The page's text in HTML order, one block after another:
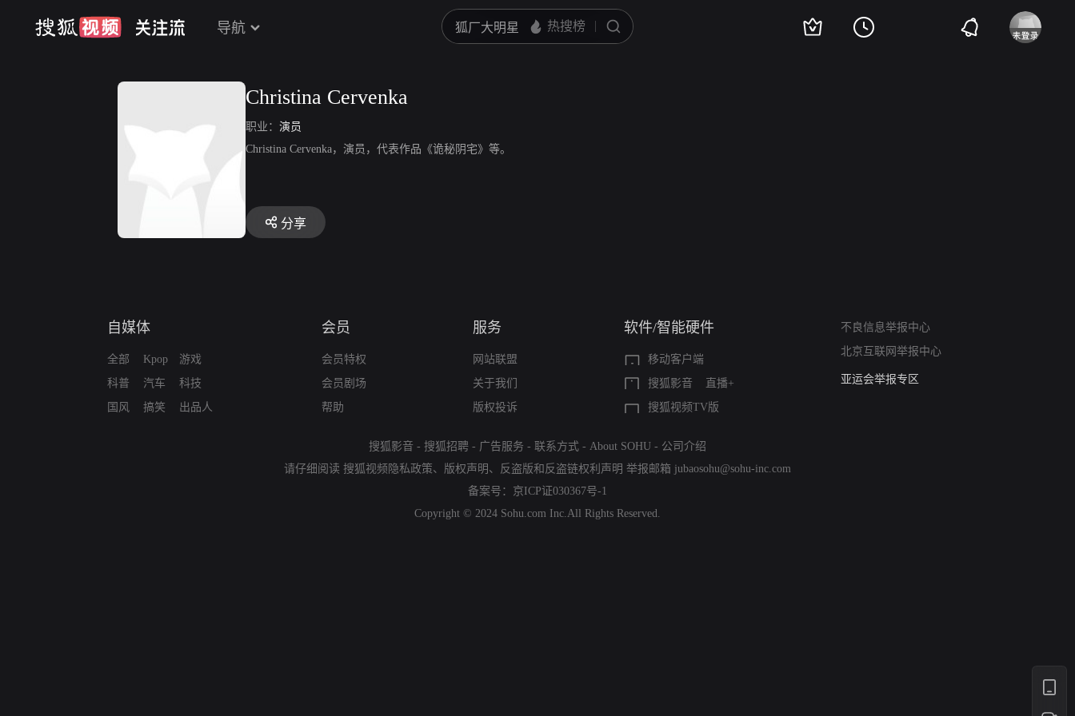
导航
Christina Cervenka
职业： 演员
Christina Cervenka，演员，代表作品《诡秘阴宅》等。
分享
自媒体
全部
科普
国风
Kpop
汽车
搞笑
游戏
科技
出品人
会员
会员特权
会员剧场
帮助
服务
网站联盟
关于我们
版权投诉
软件/智能硬件
移动客户端
搜狐影音
直播+
搜狐视频TV版
不良信息举报中心
北京互联网举报中心
算法推荐专项举报
亚运会举报专区
搜狐影音 - 搜狐招聘 - 广告服务 - 联系方式 - About SOHU - 公司介绍
请仔细阅读 搜狐视频隐私政策、 版权声明 、 反盗版和反盗链权利声明 举报邮箱 jubaosohu@sohu-inc.com
备案号： 京ICP证030367号-1
Copyright © 2024 Sohu.com Inc.All Rights Reserved.